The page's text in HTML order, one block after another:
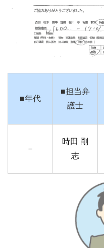
■年代
■担当弁
護士
－
時田 剛
志